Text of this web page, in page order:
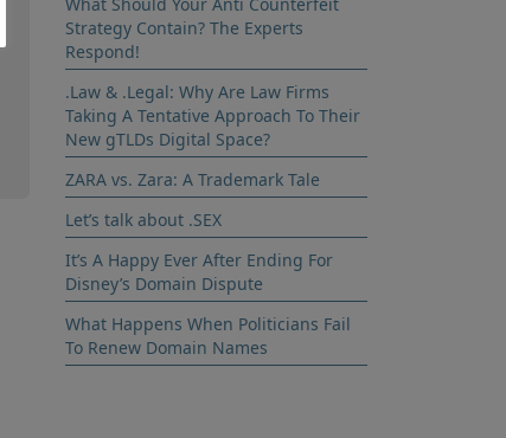
Strategy Contain? The Experts
Respond!
.Law & .Legal: Why Are Law Firms
Taking A Tentative Approach To Their
New gTLDs Digital Space?
ZARA vs. Zara: A Trademark Tale
Let’s talk about .SEX
It’s A Happy Ever After Ending For
Disney’s Domain Dispute
What Happens When Politicians Fail
To Renew Domain Names